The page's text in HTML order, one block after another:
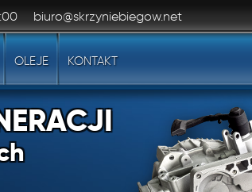
biuro@skrzyniebiegow.net
OLEJE KONTAKT